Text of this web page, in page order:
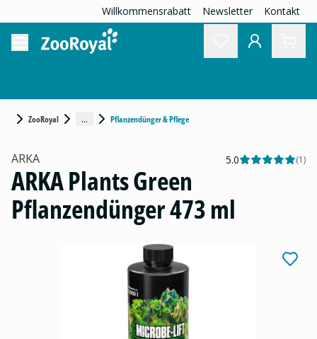
Willkommensrabatt Newsletter Kontakt
ZooRoyal ... Pflanzendünger & Pflege
ARKA 5.0 (1)
ARKA Plants Green
Pflanzendünger 473 ml